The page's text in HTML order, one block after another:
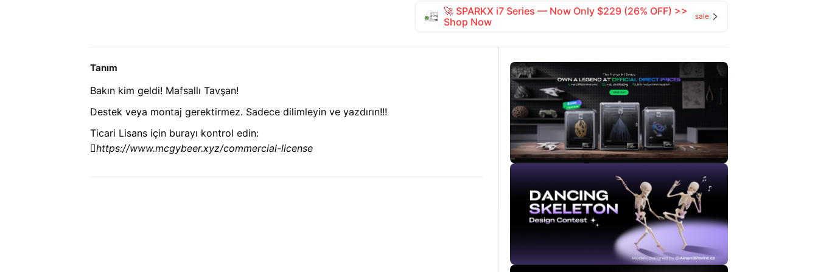
🚀 SPARKX i7 Series — Now Only $229 (26% OFF) >>
Shop Now
sale 
Tanım
Bakın kim geldi! Mafsallı Tavşan!
Destek veya montaj gerektirmez. Sadece dilimleyin ve yazdırın!!!
Ticari Lisans için burayı kontrol edin:
https://www.mcgybeer.xyz/commercial-license